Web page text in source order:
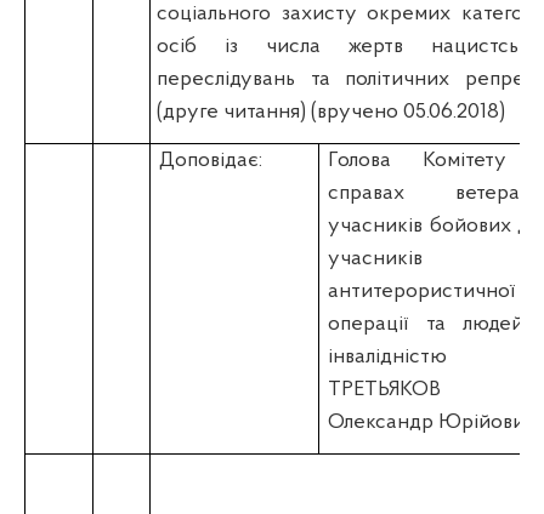
соціального захисту окремих
осіб із числа жертв
переслідувань та політичних
(друге читання) (вручено 05.06.2018)
Доповідає:
Голова Комітету
справах
учасників бойових
учасників
антитерористичної
операції та людей
інвалідністю
ТРЕТЬЯКОВ
Олександр Юрійович